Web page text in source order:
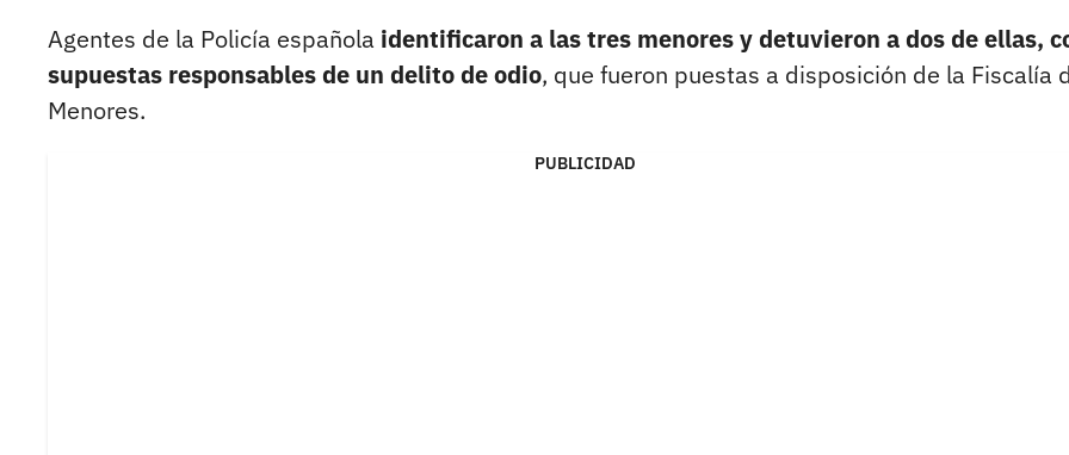
Agentes de la Policía española identificaron a las tres menores y detuvieron a dos de ellas,
supuestas responsables de un delito de odio, que fueron puestas a disposición de la Fiscalía
Menores.
PUBLICIDAD